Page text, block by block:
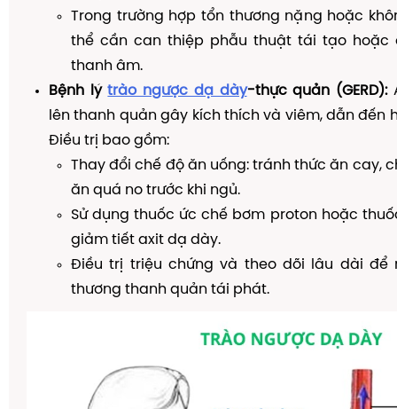
Trong trường hợp tổn thương nặng hoặc
thể cần can thiệp phẫu thuật tái tạo hoặc
thanh âm.
Bệnh lýtrào ngược dạ dày-thực quản (GERD):
lên thanh quản gây kích thích và viêm, dẫn đến
Điều trị bao gồm:
Thay đổi chế độ ăn uống: tránh thức ăn cay,
ăn quá no trước khi ngủ.
Sử dụng thuốc ức chế bơm proton hoặc
giảm tiết axit dạ dày.
Điều trị triệu chứng và theo dõi lâu dài để
thương thanh quản tái phát.